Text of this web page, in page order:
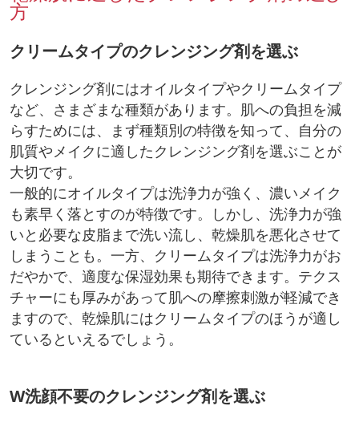
方
クリームタイプのクレンジング剤を選ぶ
クレンジング剤にはオイルタイプやクリームタイプ
など、さまざまな種類があります。肌への負担を減
らすためには、まず種類別の特徴を知って、自分の
肌質やメイクに適したクレンジング剤を選ぶことが
大切です。
一般的にオイルタイプは洗浄力が強く、濃いメイク
も素早く落とすのが特徴です。しかし、洗浄力が強
いと必要な皮脂まで洗い流し、乾燥肌を悪化させて
しまうことも。一方、クリームタイプは洗浄力がお
だやかで、適度な保湿効果も期待できます。テクス
チャーにも厚みがあって肌への摩擦刺激が軽減でき
ますので、乾燥肌にはクリームタイプのほうが適し
ているといえるでしょう。
W洗顔不要のクレンジング剤を選ぶ